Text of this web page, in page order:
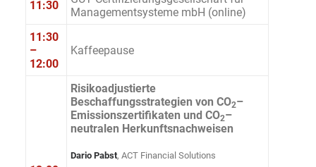
11:30
Managementsysteme mbH (online)
11:30
–
12:00
Kaffeepause
Risikoadjustierte
Beschaffungsstrategien von CO2–
Emissionszertifikaten und CO2–
neutralen Herkunftsnachweisen
Dario Pabst, ACT Financial Solutions